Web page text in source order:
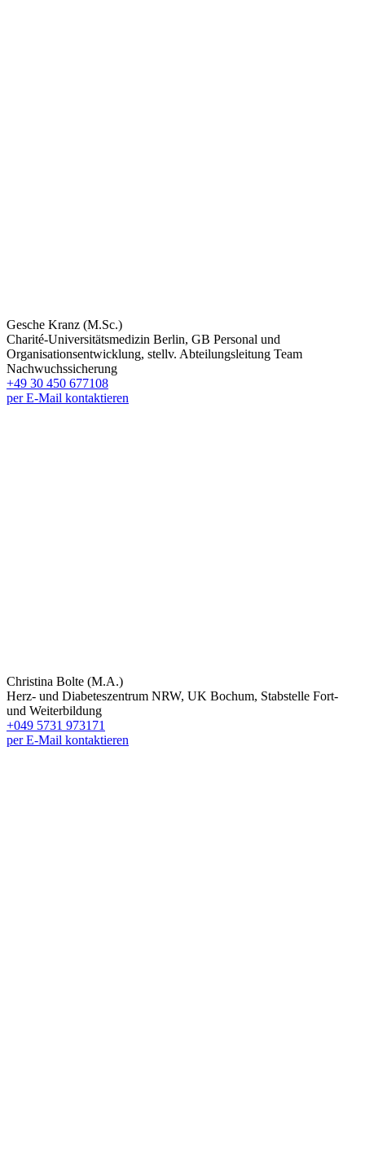
Gesche Kranz (M.Sc.)
Charité-Universitätsmedizin Berlin, GB Personal und
Organisationsentwicklung, stellv. Abteilungsleitung Team
Nachwuchssicherung
+49 30 450 677108
per E-Mail kontaktieren
Christina Bolte (M.A.)
Herz- und Diabeteszentrum NRW, UK Bochum, Stabstelle Fort-
und Weiterbildung
+049 5731 973171
per E-Mail kontaktieren